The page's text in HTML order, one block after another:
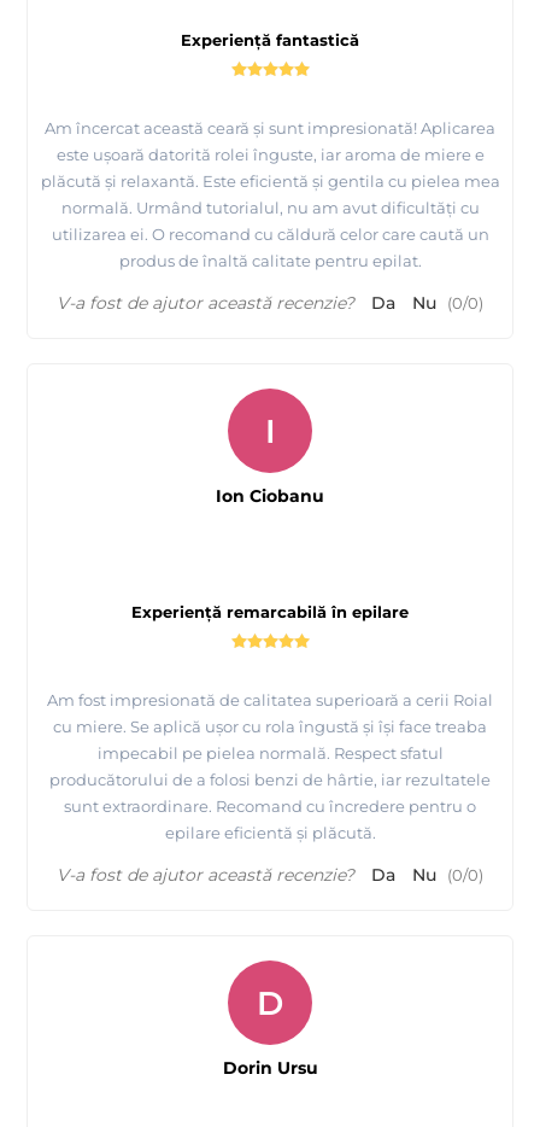
Experiență fantastică
Am încercat această ceară și sunt impresionată! Aplicarea
este ușoară datorită rolei înguste, iar aroma de miere e
plăcută și relaxantă. Este eficientă și gentila cu pielea mea
normală. Urmând tutorialul, nu am avut dificultăți cu
utilizarea ei. O recomand cu căldură celor care caută un
produs de înaltă calitate pentru epilat.
V-a fost de ajutor această recenzie? Da Nu (0/0)
Experiență remarcabilă în epilare
Am fost impresionată de calitatea superioară a cerii Roial
cu miere. Se aplică ușor cu rola îngustă și își face treaba
impecabil pe pielea normală. Respect sfatul
producătorului de a folosi benzi de hârtie, iar rezultatele
sunt extraordinare. Recomand cu încredere pentru o
epilare eficientă și plăcută.
I
Ion Ciobanu
V-a fost de ajutor această recenzie? Da Nu (0/0)
D
Dorin Ursu